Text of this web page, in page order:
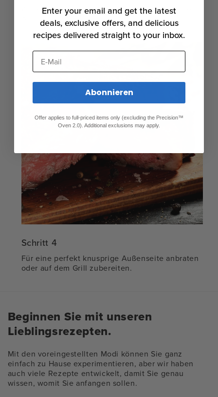
Kochen Sie mit den Bedienelementen oder der
Schritt 4
Für eine perfekt knusprige Außenseite anbraten
oder auf dem Grill zubereiten.
Beginnen Sie mit unseren
Lieblingsrezepten.
Mit den voreingestellten Modi können Sie ganz
einfach zu Hause experimentieren, aber wir haben
auch viele Rezepte entwickelt, damit Sie genau
wissen, womit Sie anfangen sollen.
Enter your email and get the latest
deals, exclusive offers, and delicious
recipes delivered straight to your inbox.
E-Mail
Abonnieren
Offer applies to full-priced items only (excluding the Precision™
Oven 2.0). Additional exclusions may apply.